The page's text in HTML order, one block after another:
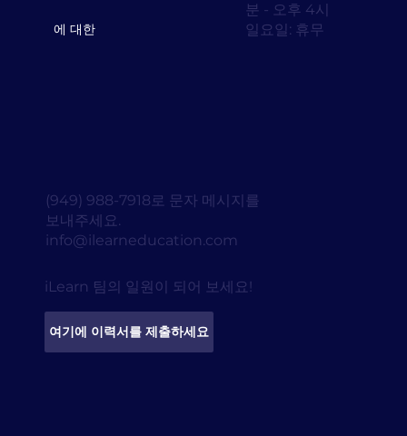
iLearn 팀의 일원이 되어 보세요!
여기에 이력서를 제출하세요
에 대한
분 - 오후 4시
일요일: 휴무
(949) 988-7918로 문자 메시지를
보내주세요.
info@ilearneducation.com